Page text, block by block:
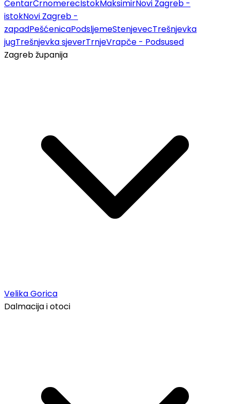
CentarČrnomerecIstokMaksimirNovi Zagreb -
istokNovi Zagreb -
zapadPešćenicaPodsljemeStenjevecTrešnjevka
jugTrešnjevka sjeverTrnjeVrapče - Podsused
Zagreb županija
Velika Gorica
Dalmacija i otoci